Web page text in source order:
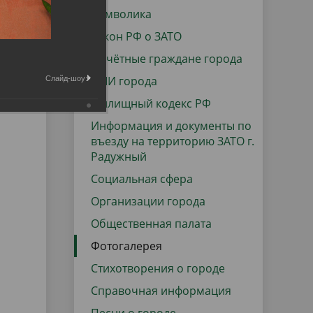
Городская среда
данных
Региональный контроль
Поддержка малого и среднего
предпринимательства
Символика
Закон РФ о ЗАТО
Почётные граждане города
СМИ города
Жилищный кодекс РФ
Информация и документы по
въезду на территорию ЗАТО г.
Радужный
Социальная сфера
Организации города
Общественная палата
Фотогалерея
Стихотворения о городе
Справочная информация
Слайд-шоу: